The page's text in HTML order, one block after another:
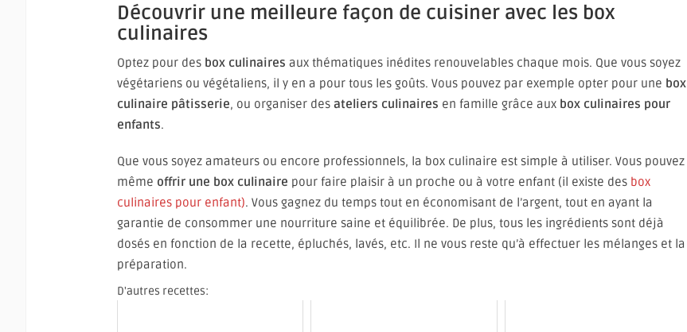
Découvrir une meilleure façon de cuisiner avec les box
culinaires
Optez pour des box culinaires aux thématiques inédites renouvelables chaque mois. Que vous soyez
végétariens ou végétaliens, il y en a pour tous les goûts. Vous pouvez par exemple opter pour une box
culinaire pâtisserie, ou organiser des ateliers culinaires en famille grâce aux box culinaires pour
enfants.
Que vous soyez amateurs ou encore professionnels, la box culinaire est simple à utiliser. Vous pouvez
même offrir une box culinaire pour faire plaisir à un proche ou à votre enfant (il existe des box
culinaires pour enfant). Vous gagnez du temps tout en économisant de l’argent, tout en ayant la
garantie de consommer une nourriture saine et équilibrée. De plus, tous les ingrédients sont déjà
dosés en fonction de la recette, épluchés, lavés, etc. Il ne vous reste qu’à effectuer les mélanges et la
préparation.
D'autres recettes: